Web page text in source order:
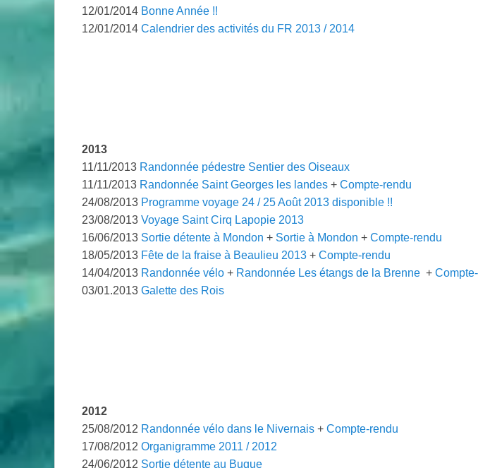
12/01/2014 Bonne Année !!
12/01/2014 Calendrier des activités du FR 2013 / 2014
2013
11/11/2013 Randonnée pédestre Sentier des Oiseaux
11/11/2013 Randonnée Saint Georges les landes + Compte-rendu
24/08/2013 Programme voyage 24 / 25 Août 2013 disponible !!
23/08/2013 Voyage Saint Cirq Lapopie 2013
16/06/2013 Sortie détente à Mondon + Sortie à Mondon + Compte-rendu
18/05/2013 Fête de la fraise à Beaulieu 2013 + Compte-rendu
14/04/2013 Randonnée vélo + Randonnée Les étangs de la Brenne +
03/01.2013 Galette des Rois
2012
25/08/2012 Randonnée vélo dans le Nivernais + Compte-rendu
17/08/2012 Organigramme 2011 / 2012
24/06/2012 Sortie détente au Bugue